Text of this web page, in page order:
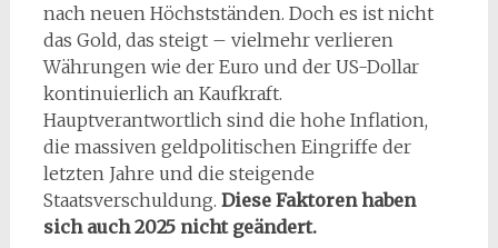
nach neuen Höchstständen. Doch es ist nicht
das Gold, das steigt – vielmehr verlieren
Währungen wie der Euro und der US-Dollar
kontinuierlich an Kaufkraft.
Hauptverantwortlich sind die hohe Inflation,
die massiven geldpolitischen Eingriffe der
letzten Jahre und die steigende
Staatsverschuldung. Diese Faktoren haben
sich auch 2025 nicht geändert.